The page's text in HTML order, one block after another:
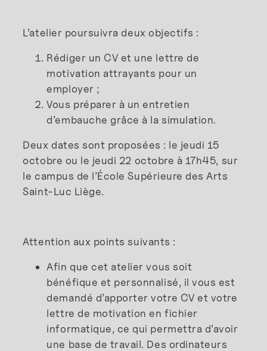
L’atelier poursuivra deux objectifs :
Rédiger un CV et une lettre de
motivation attrayants pour un
employer ;
Vous préparer à un entretien
d’embauche grâce à la simulation.
Deux dates sont proposées : le jeudi 15
octobre ou le jeudi 22 octobre à 17h45, sur
le campus de l’École Supérieure des Arts
Saint-Luc Liège.
Attention aux points suivants :
Afin que cet atelier vous soit
bénéfique et personnalisé, il vous est
demandé d’apporter votre CV et votre
lettre de motivation en fichier
informatique, ce qui permettra d’avoir
une base de travail. Des ordinateurs